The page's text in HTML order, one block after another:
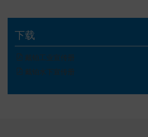
下载
戴铂工业宣传册
戴铂水下宣传册